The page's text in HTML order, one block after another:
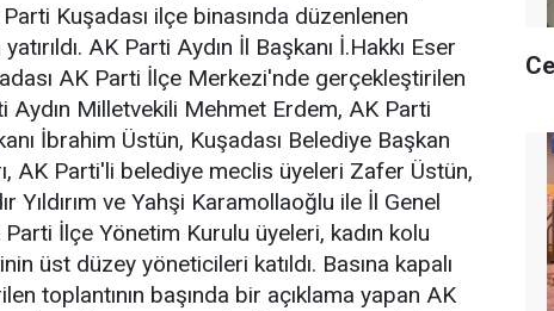
Kuşadası ilçe binasında düzenlenen
AK Parti Aydın İl Başkanı İ.Hakkı Eser
AK Parti İlçe Merkezi'nde gerçekleştirilen
Aydın Milletvekili Mehmet Erdem, AK Parti
İbrahim Üstün, Kuşadası Belediye Başkan
AK Parti'li belediye meclis üyeleri Zafer Üstün,
Yıldırım ve Yahşi Karamollaoğlu ile İl Genel
İlçe Yönetim Kurulu üyeleri, kadın kolu
üst düzey yöneticileri katıldı. Basına kapalı
toplantının başında bir açıklama yapan AK